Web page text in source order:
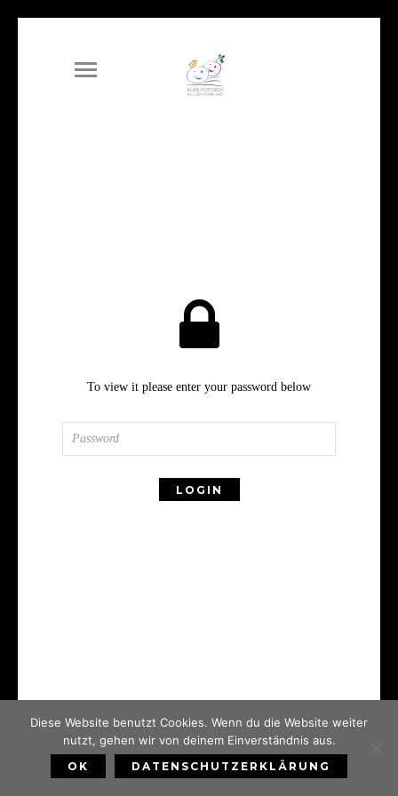
To view it please enter your password below
Diese Website benutzt Cookies. Wenn du die Website weiter
nutzt, gehen wir von deinem Einverständnis aus.
OK DATENSCHUTZERKLÄRUNG